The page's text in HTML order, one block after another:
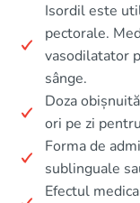
Isordil este
pectorale.
vasodilatator
sânge.
Doza
ori pe zi
Forma de
sublinguale
Efectul